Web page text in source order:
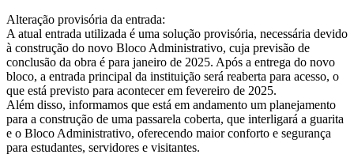
Alteração provisória da entrada:
A atual entrada utilizada é uma solução provisória, necessária devido
à construção do novo Bloco Administrativo, cuja previsão de
conclusão da obra é para janeiro de 2025. Após a entrega do novo
bloco, a entrada principal da instituição será reaberta para acesso, o
que está previsto para acontecer em fevereiro de 2025.
Além disso, informamos que está em andamento um planejamento
para a construção de uma passarela coberta, que interligará a guarita
e o Bloco Administrativo, oferecendo maior conforto e segurança
para estudantes, servidores e visitantes.